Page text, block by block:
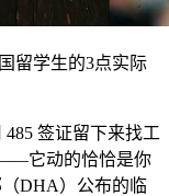
留学生的3点实际
签证留下来找工
——它动的恰恰是你
DHA）公布的临